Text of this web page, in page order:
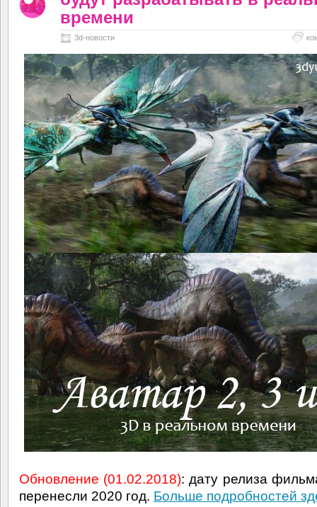
времени
3d-новости
Обновление (01.02.2018): дату релиза
перенесли 2020 год. Больше подробностей